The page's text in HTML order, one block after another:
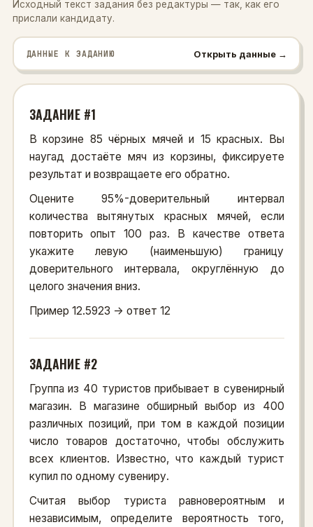
Исходный текст задания без редактуры — так, как его
прислали кандидату.
ДАННЫЕ К ЗАДАНИЮ Открыть данные →
ЗАДАНИЕ #1
В корзине 85 чёрных мячей и 15 красных. Вы
наугад достаёте мяч из корзины, фиксируете
результат и возвращаете его обратно.
Оцените 95%-доверительный интервал
количества вытянутых красных мячей, если
повторить опыт 100 раз. В качестве ответа
укажите левую (наименьшую) границу
доверительного интервала, округлённую до
целого значения вниз.
Пример 12.5923 -> ответ 12
ЗАДАНИЕ #2
Группа из 40 туристов прибывает в сувенирный
магазин. В магазине обширный выбор из 400
различных позиций, при том в каждой позиции
число товаров достаточно, чтобы обслужить
всех клиентов. Известно, что каждый турист
купил по одному сувениру.
Считая выбор туриста равновероятным и
независимым, определите вероятность того,